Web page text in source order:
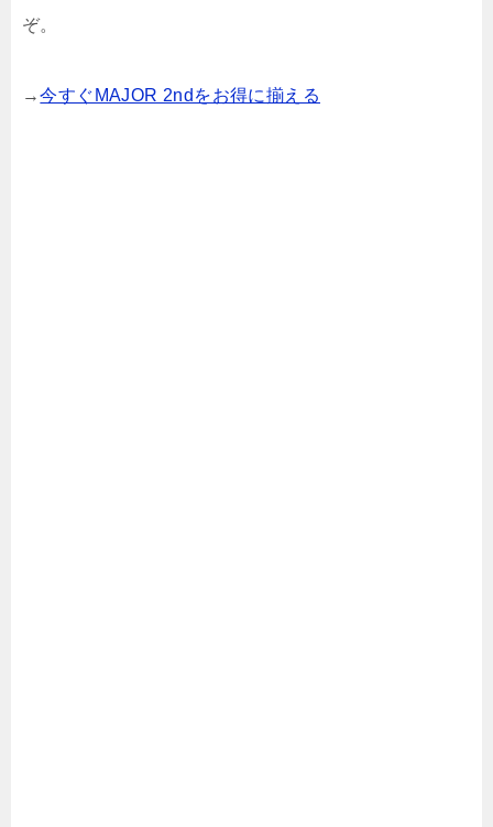
ぞ。
→今すぐMAJOR 2ndをお得に揃える